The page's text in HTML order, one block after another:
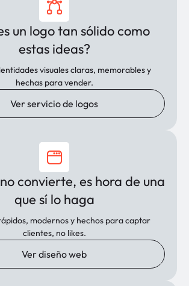
un logo tan sólido como
estas ideas?
visuales claras, memorables y
hechas para vender.
Ver servicio de logos
convierte, es hora de una
que sí lo haga
modernos y hechos para captar
clientes, no likes.
Ver diseño web